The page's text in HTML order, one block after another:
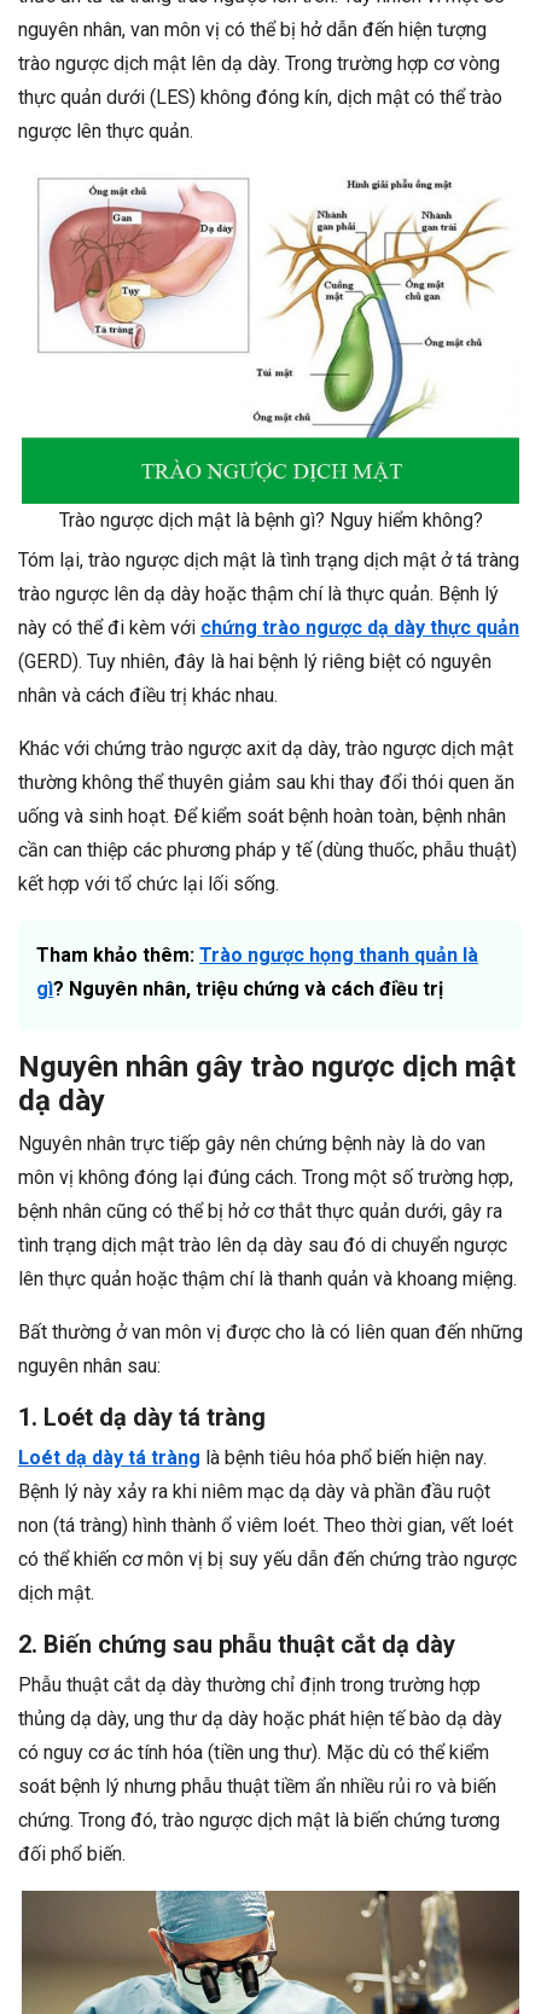
nguyên nhân, van môn vị có thể bị hở dẫn đến hiện tượng
trào ngược dịch mật lên dạ dày. Trong trường hợp cơ vòng
thực quản dưới (LES) không đóng kín, dịch mật có thể trào
ngược lên thực quản.
Trào ngược dịch mật là bệnh gì? Nguy hiểm không?
Tóm lại, trào ngược dịch mật là tình trạng dịch mật ở tá tràng
trào ngược lên dạ dày hoặc thậm chí là thực quản. Bệnh lý
này có thể đi kèm với chứng trào ngược dạ dày thực quản
(GERD). Tuy nhiên, đây là hai bệnh lý riêng biệt có nguyên
nhân và cách điều trị khác nhau.
Khác với chứng trào ngược axit dạ dày, trào ngược dịch mật
thường không thể thuyên giảm sau khi thay đổi thói quen ăn
uống và sinh hoạt. Để kiểm soát bệnh hoàn toàn, bệnh nhân
cần can thiệp các phương pháp y tế (dùng thuốc, phẫu thuật)
kết hợp với tổ chức lại lối sống.
Tham khảo thêm: Trào ngược họng thanh quản là
gì? Nguyên nhân, triệu chứng và cách điều trị
Nguyên nhân gây trào ngược dịch mật
dạ dày
Nguyên nhân trực tiếp gây nên chứng bệnh này là do van
môn vị không đóng lại đúng cách. Trong một số trường hợp,
bệnh nhân cũng có thể bị hở cơ thắt thực quản dưới, gây ra
tình trạng dịch mật trào lên dạ dày sau đó di chuyển ngược
lên thực quản hoặc thậm chí là thanh quản và khoang miệng.
Bất thường ở van môn vị được cho là có liên quan đến những
nguyên nhân sau:
1. Loét dạ dày tá tràng
Loét dạ dày tá tràng là bệnh tiêu hóa phổ biến hiện nay.
Bệnh lý này xảy ra khi niêm mạc dạ dày và phần đầu ruột
non (tá tràng) hình thành ổ viêm loét. Theo thời gian, vết loét
có thể khiến cơ môn vị bị suy yếu dẫn đến chứng trào ngược
dịch mật.
2. Biến chứng sau phẫu thuật cắt dạ dày
Phẫu thuật cắt dạ dày thường chỉ định trong trường hợp
thủng dạ dày, ung thư dạ dày hoặc phát hiện tế bào dạ dày
có nguy cơ ác tính hóa (tiền ung thư). Mặc dù có thể kiểm
soát bệnh lý nhưng phẫu thuật tiềm ẩn nhiều rủi ro và biến
chứng. Trong đó, trào ngược dịch mật là biến chứng tương
đối phổ biến.